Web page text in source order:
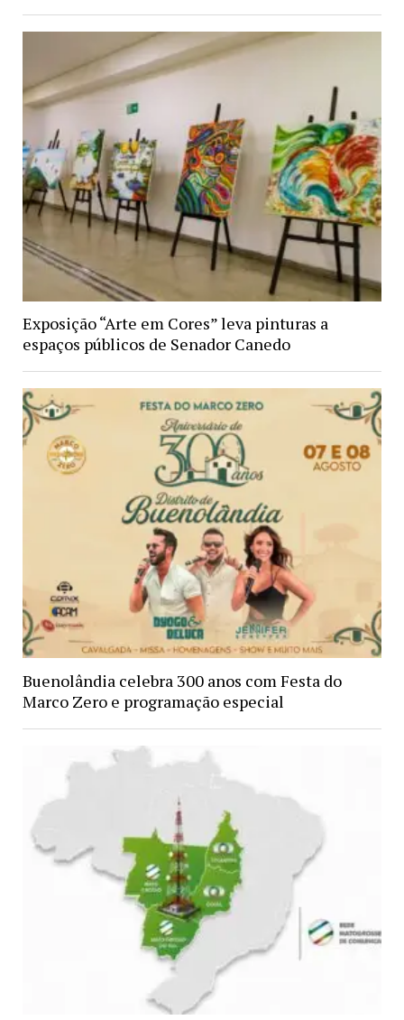
Exposição “Arte em Cores” leva pinturas a
espaços públicos de Senador Canedo
Buenolândia celebra 300 anos com Festa do
Marco Zero e programação especial